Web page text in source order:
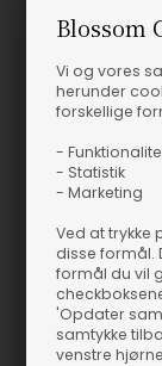
Blossom
Vi og vores
herunder
forskellige
-
- Statistik
- Marketing
Ved at trykke
disse formål.
formål du vil
'Opdater
samtykke
venstre
materiale, som
på og passer til
regnbukserne og
dermed vandtæt
næste regnjakke
Denne lækre
Jakken er
har et enkelt
Regnjakken er
kvinde og herre.